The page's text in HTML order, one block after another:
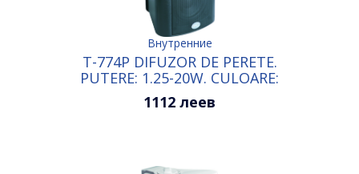
Внутренние
T-774P DIFUZOR DE PERETE.
PUTERE: 1.25-20W. CULOARE:
NEGRU
1112 леев